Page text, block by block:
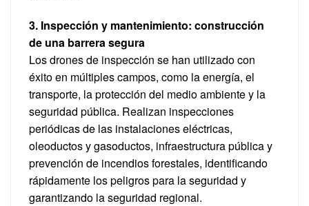
3. Inspección y mantenimiento: construcción
de una barrera segura
Los drones de inspección se han utilizado con
éxito en múltiples campos, como la energía, el
transporte, la protección del medio ambiente y la
seguridad pública. Realizan inspecciones
periódicas de las instalaciones eléctricas,
oleoductos y gasoductos, infraestructura pública y
prevención de incendios forestales, identificando
rápidamente los peligros para la seguridad y
garantizando la seguridad regional.